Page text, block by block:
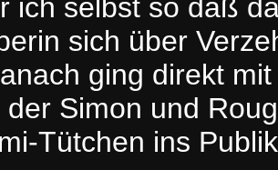
ich selbst so daß
sich über
ging direkt
Simon und
Tütchen ins